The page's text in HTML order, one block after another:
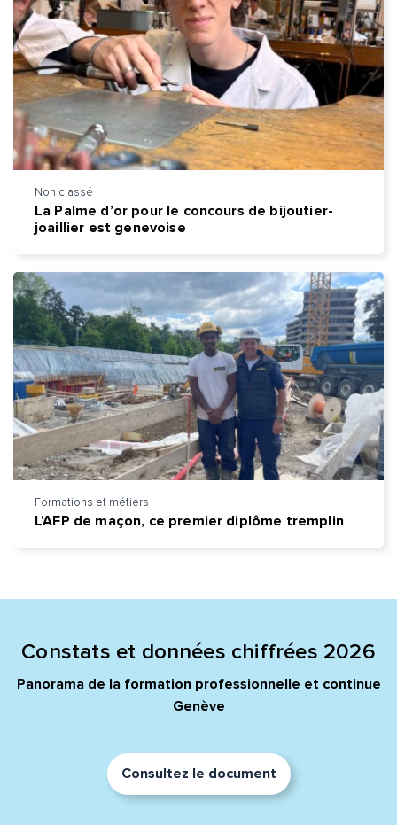
Non classé
La Palme d’or pour le concours de bijoutier-
joaillier est genevoise
Formations et métiers
L’AFP de maçon, ce premier diplôme tremplin
Constats et données chiffrées 2026
Panorama de la formation professionnelle et continue
Genève
Consultez le document
Adresse e-mail*
Message*
Envoyer
Commentaire*
Envoyer